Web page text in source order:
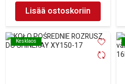
Lisää ostoskoriin
Kesklaos
Kesklaos